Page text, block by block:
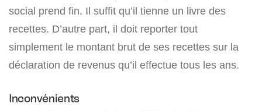
social prend fin. Il suffit qu’il tienne un livre des
recettes. D’autre part, il doit reporter tout
simplement le montant brut de ses recettes sur la
déclaration de revenus qu’il effectue tous les ans.
Inconvénients